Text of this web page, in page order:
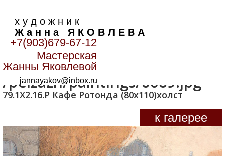
х у д о ж н и к
Ж а н н а Я К О В Л Е В А
+7(903)679-67-12
Мастерская
Жанны Яковлевой
jannayakov@inbox.ru
Главная>Пейзаж>/peizazh/paintings/0069.jpg
/peizazh/paintings/0069.jpg
79.1Х2.16.Р Кафе Ротонда (80х110)холст
к галерее